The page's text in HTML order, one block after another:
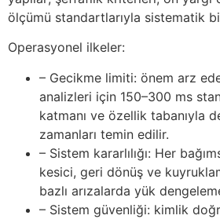
ölçümü standartlarıyla sistematik
Operasyonel ilkeler:
– Gecikme limiti: önem arz
analizleri için 150–300 ms
katmanı ve özellik tabanıyla
zamanları temin edilir.
– Sistem kararlılığı: Her
kesici, geri dönüş ve
bazlı arızalarda yük
– Sistem güvenliği: kimlik